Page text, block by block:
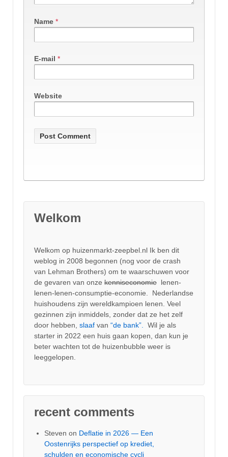
Name *
E-mail *
Website
Welkom
Welkom op huizenmarkt-zeepbel.nl Ik ben dit
weblog in 2008 begonnen (nog voor de crash
van Lehman Brothers) om te waarschuwen voor
de gevaren van onze kenniseconomie lenen-
lenen-lenen-consumptie-economie. Nederlandse
huishoudens zijn wereldkampioen lenen. Veel
gezinnen zijn inmiddels, zonder dat ze het zelf
door hebben, slaaf van “de bank”. Wil je als
starter in 2022 een huis gaan kopen, dan kun je
beter wachten tot de huizenbubble weer is
leeggelopen.
recent comments
Steven on Deflatie in 2026 — Een
Oostenrijks perspectief op krediet,
schulden en economische cycli